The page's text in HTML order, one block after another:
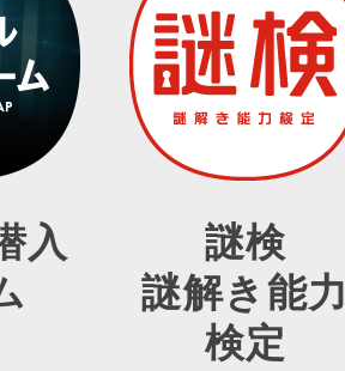
入
謎検
謎解き能
検定